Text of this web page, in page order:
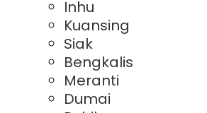
Inhu
Kuansing
Siak
Bengkalis
Meranti
Dumai